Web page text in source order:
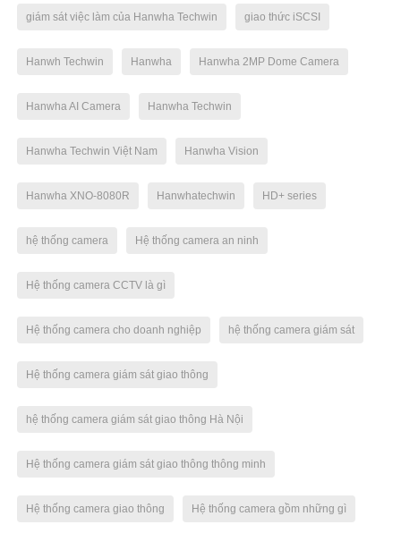
giám sát việc làm của Hanwha Techwin giao thức iSCSI
Hanwh Techwin Hanwha Hanwha 2MP Dome Camera
Hanwha AI Camera Hanwha Techwin
Hanwha Techwin Việt Nam Hanwha Vision
Hanwha XNO-8080R Hanwhatechwin HD+ series
hệ thống camera Hệ thống camera an ninh
Hệ thống camera CCTV là gì
Hệ thống camera cho doanh nghiệp hệ thống camera giám sát
Hệ thống camera giám sát giao thông
hệ thống camera giám sát giao thông Hà Nội
Hệ thống camera giám sát giao thông thông minh
Hệ thống camera giao thông Hệ thống camera gồm những gì